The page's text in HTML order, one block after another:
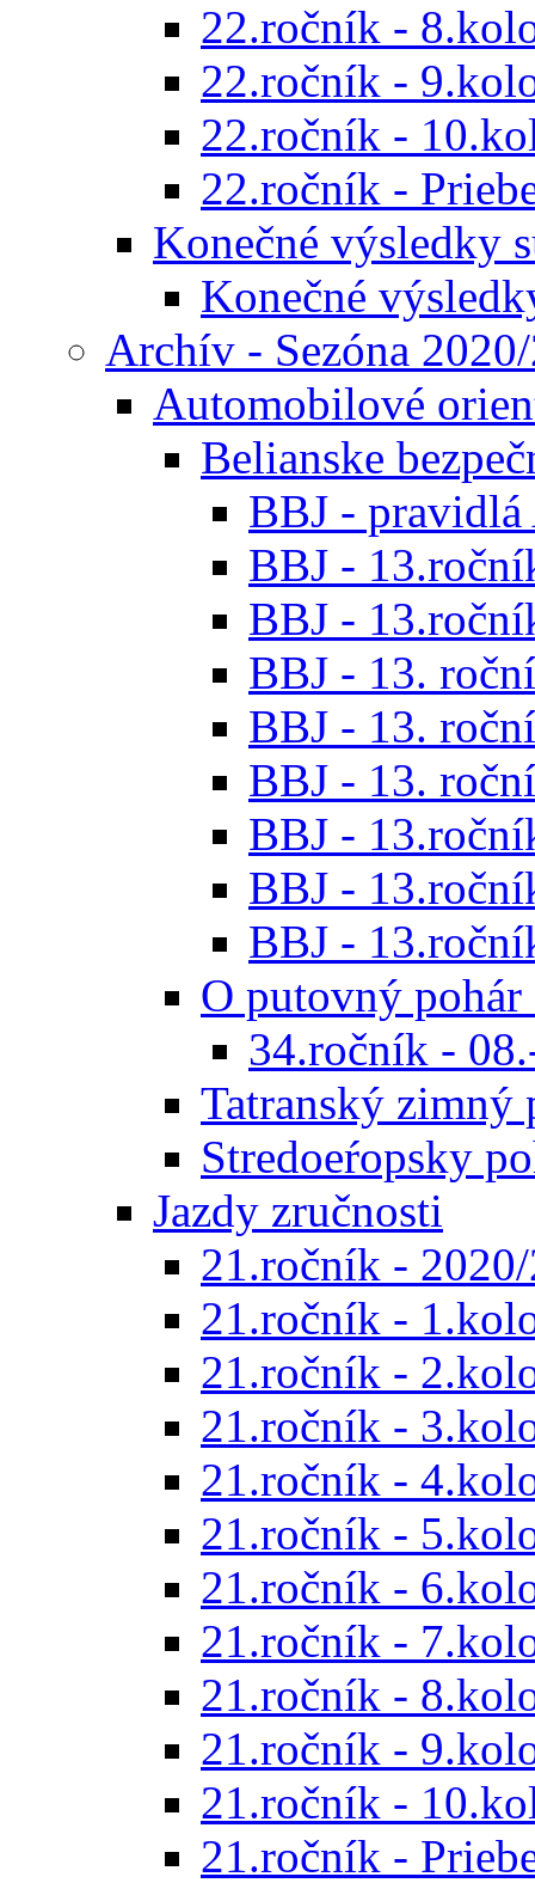
22.ročník -
22.ročník -
22.ročník -
22.ročník -
Konečné výsledky
Konečné
Archív - Sezóna
Automobilové
Belianske
BBJ - pravidlá
BBJ -
BBJ -
BBJ - 13.
BBJ - 13.
BBJ - 13.
BBJ -
BBJ -
BBJ -
O putovný
34.ročník -
Tatranský zimný
Stredoeŕopsky
Jazdy zručnosti
21.ročník -
21.ročník -
21.ročník -
21.ročník -
21.ročník -
21.ročník -
21.ročník -
21.ročník -
21.ročník -
21.ročník -
21.ročník -
21.ročník -